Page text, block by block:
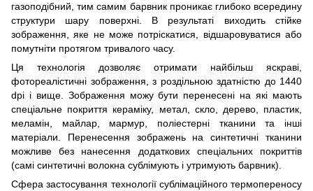
газоподібний, тим самим барвник проникає глибоко всередину
структури шару поверхні. В результаті виходить стійке
зображення, яке не може потріскатися, відшаровуватися або
помутніти протягом тривалого часу.
Ця технологія дозволяє отримати найбільш яскраві,
фотореалістичні зображення, з роздільною здатністю до 1440
dpi і вище. Зображення можу бути перенесені на які мають
спеціальне покриття кераміку, метал, скло, дерево, пластик,
меламін, майлар, мармур, поліестерні тканини та інші
матеріали. Перенесення зображень на синтетичні тканини
можливе без нанесення додаткових спеціальних покриттів
(самі синтетичні волокна сублімують і утримують барвник).
Сфера застосування технології сублімаційного термопереносу